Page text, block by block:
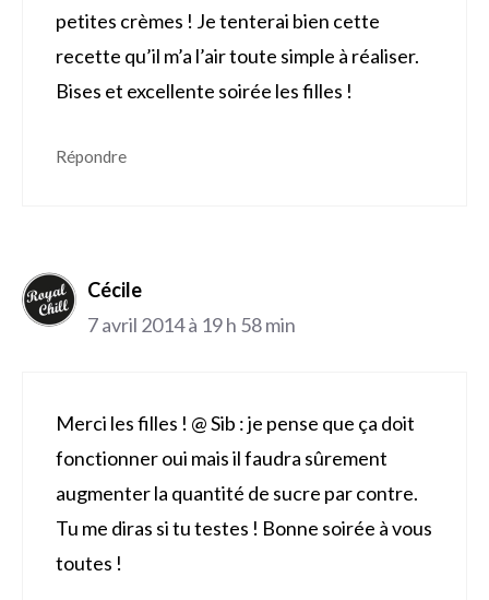
petites crèmes ! Je tenterai bien cette
recette qu’il m’a l’air toute simple à réaliser.
Bises et excellente soirée les filles !
Répondre
Cécile
7 avril 2014 à 19 h 58 min
Merci les filles ! @ Sib : je pense que ça doit
fonctionner oui mais il faudra sûrement
augmenter la quantité de sucre par contre.
Tu me diras si tu testes ! Bonne soirée à vous
toutes !